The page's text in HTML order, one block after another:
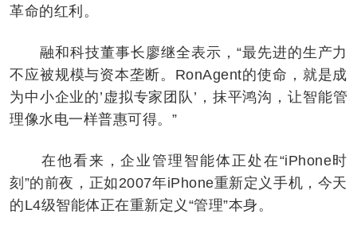
革命的红利。
融和科技董事长廖继全表示，“最先进的生产力
不应被规模与资本垄断。RonAgent的使命，就是成
为中小企业的’虚拟专家团队’，抹平鸿沟，让智能管
理像水电一样普惠可得。”
在他看来，企业管理智能体正处在“iPhone时
刻”的前夜，正如2007年iPhone重新定义手机，今天
的L4级智能体正在重新定义“管理”本身。